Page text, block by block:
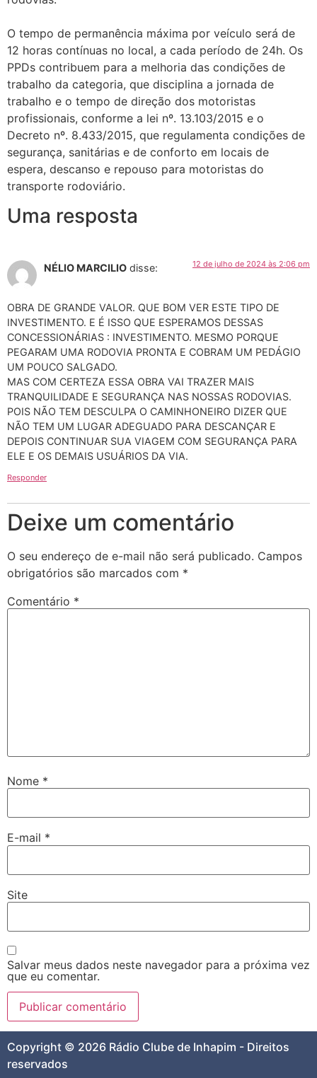
O tempo de permanência máxima por veículo será de
12 horas contínuas no local, a cada período de 24h. Os
PPDs contribuem para a melhoria das condições de
trabalho da categoria, que disciplina a jornada de
trabalho e o tempo de direção dos motoristas
profissionais, conforme a lei nº. 13.103/2015 e o
Decreto nº. 8.433/2015, que regulamenta condições de
segurança, sanitárias e de conforto em locais de
espera, descanso e repouso para motoristas do
transporte rodoviário.
Uma resposta
NÉLIO MARCILIO disse: 12 de julho de 2024 às 2:06 pm
OBRA DE GRANDE VALOR. QUE BOM VER ESTE TIPO DE
INVESTIMENTO. E É ISSO QUE ESPERAMOS DESSAS
CONCESSIONÁRIAS : INVESTIMENTO. MESMO PORQUE
PEGARAM UMA RODOVIA PRONTA E COBRAM UM PEDÁGIO
UM POUCO SALGADO.
MAS COM CERTEZA ESSA OBRA VAI TRAZER MAIS
TRANQUILIDADE E SEGURANÇA NAS NOSSAS RODOVIAS.
POIS NÃO TEM DESCULPA O CAMINHONEIRO DIZER QUE
NÃO TEM UM LUGAR ADEGUADO PARA DESCANÇAR E
DEPOIS CONTINUAR SUA VIAGEM COM SEGURANÇA PARA
ELE E OS DEMAIS USUÁRIOS DA VIA.
Responder
Deixe um comentário
O seu endereço de e-mail não será publicado. Campos
obrigatórios são marcados com *
Comentário *
Nome *
E-mail *
Site
Salvar meus dados neste navegador para a próxima vez
que eu comentar.
Copyright © 2026 Rádio Clube de Inhapim - Direitos
reservados